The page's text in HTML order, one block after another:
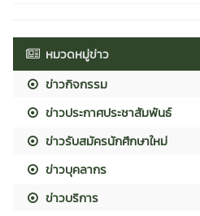
หมวดหมู่ข่าว
ข่าวกิจกรรม
ข่าวประกาศประชาสัมพันธ์
ข่าวรับสมัครนักศึกษาใหม่
ข่าวบุคลากร
ข่าวบริการ